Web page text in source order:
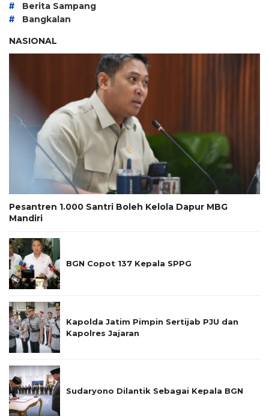
# Berita Sampang
#
Bangkalan
NASIONAL
Pesantren 1.000 Santri Boleh Kelola Dapur MBG
Mandiri
BGN Copot 137 Kepala SPPG
Kapolda Jatim Pimpin Sertijab PJU dan
Kapolres Jajaran
Sudaryono Dilantik Sebagai Kepala BGN